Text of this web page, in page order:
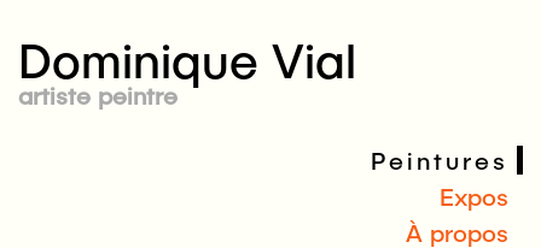
Dominique Vial
artiste peintre
Peintures
Expos
À propos